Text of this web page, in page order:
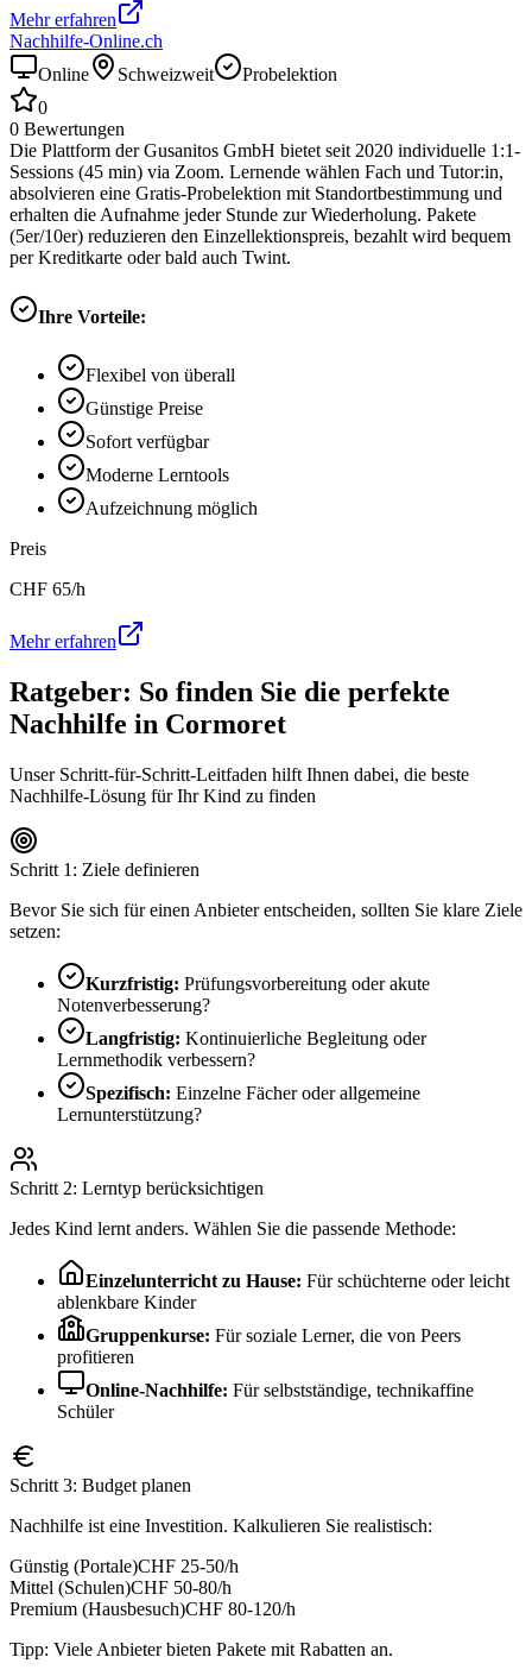
Mehr erfahren
Nachhilfe-Online.ch
Online
Schweizweit
Probelektion
0
0 Bewertungen
Die Plattform der Gusanitos GmbH bietet seit 2020 individuelle 1:1-
Sessions (45 min) via Zoom. Lernende wählen Fach und Tutor:in,
absolvieren eine Gratis-Probelektion mit Standortbestimmung und
erhalten die Aufnahme jeder Stunde zur Wiederholung. Pakete
(5er/10er) reduzieren den Einzellektionspreis, bezahlt wird bequem
per Kreditkarte oder bald auch Twint.
Ihre Vorteile:
Flexibel von überall
Günstige Preise
Sofort verfügbar
Moderne Lerntools
Aufzeichnung möglich
Preis
CHF 65/h
Mehr erfahren
Ratgeber: So finden Sie die perfekte
Nachhilfe in Cormoret
Unser Schritt-für-Schritt-Leitfaden hilft Ihnen dabei, die beste
Nachhilfe-Lösung für Ihr Kind zu finden
Schritt 1: Ziele definieren
Bevor Sie sich für einen Anbieter entscheiden, sollten Sie klare Ziele
setzen:
Kurzfristig: Prüfungsvorbereitung oder akute
Notenverbesserung?
Langfristig: Kontinuierliche Begleitung oder
Lernmethodik verbessern?
Spezifisch: Einzelne Fächer oder allgemeine
Lernunterstützung?
Schritt 2: Lerntyp berücksichtigen
Jedes Kind lernt anders. Wählen Sie die passende Methode:
Einzelunterricht zu Hause: Für schüchterne oder leicht
ablenkbare Kinder
Gruppenkurse: Für soziale Lerner, die von Peers
profitieren
Online-Nachhilfe: Für selbstständige, technikaffine
Schüler
Schritt 3: Budget planen
Nachhilfe ist eine Investition. Kalkulieren Sie realistisch:
Günstig (Portale)CHF 25-50/h
Mittel (Schulen)CHF 50-80/h
Premium (Hausbesuch)CHF 80-120/h
Tipp: Viele Anbieter bieten Pakete mit Rabatten an.